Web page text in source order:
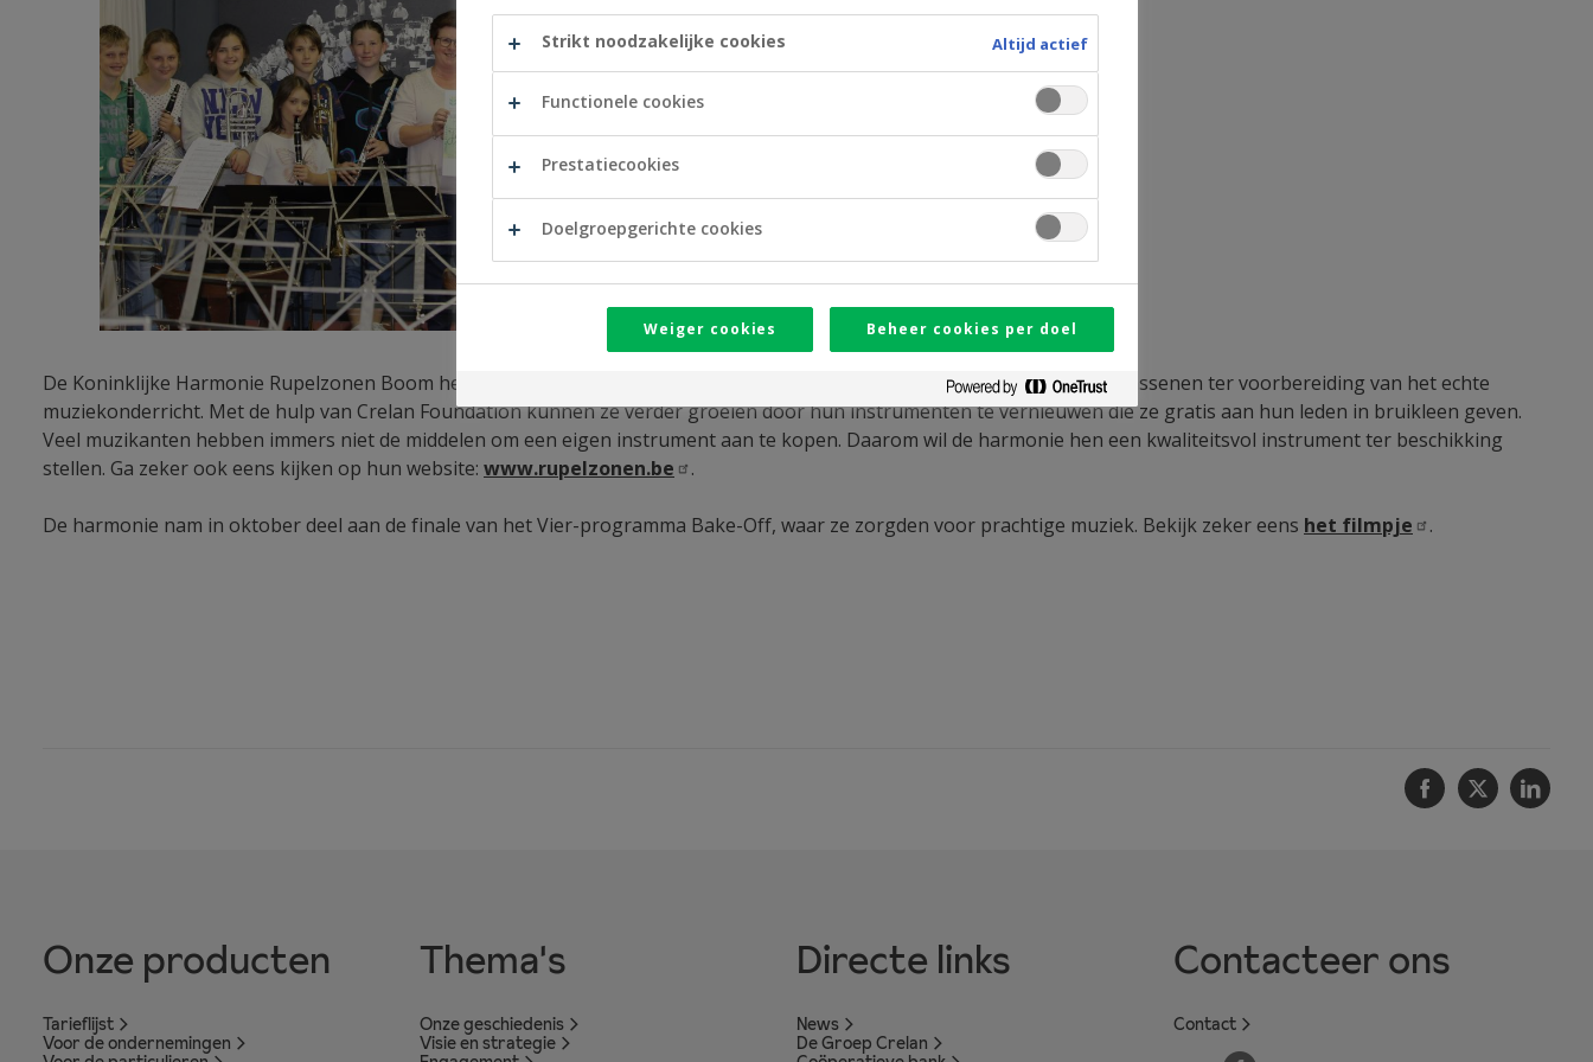
De Koninklijke Harmonie Rupelzonen Boom heeft een uitgebreide jeugdwerking met initiatielessen voor kinderen en volwassenen ter voorbereiding van het echte
muziekonderricht. Met de hulp van Crelan Foundation kunnen ze verder groeien door hun instrumenten te vernieuwen die ze gratis aan hun leden in bruikleen geven.
Veel muzikanten hebben immers niet de middelen om een eigen instrument aan te kopen. Daarom wil de harmonie hen een kwaliteitsvol instrument ter beschikking
stellen. Ga zeker ook eens kijken op hun website: www.rupelzonen.be .
De harmonie nam in oktober deel aan de finale van het Vier-programma Bake-Off, waar ze zorgden voor prachtige muziek. Bekijk zeker eens het filmpje .
Facebook
Twitter
Onze producten
Tarieflijst
Voor de ondernemingen
Thema's
Onze geschiedenis
Visie en strategie
Directe links
News
De Groep Crelan
Contacteer ons
Contact
Strikt noodzakelijke cookies Altijd actief
Functionele cookies
Prestatiecookies
Doelgroepgerichte cookies
Weiger cookies Beheer cookies per doel